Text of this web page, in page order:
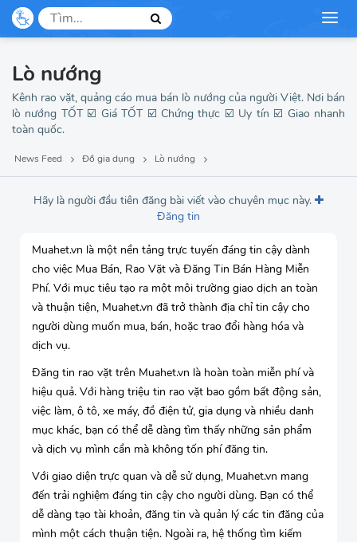
Mẹ và bé
Thời trang
Việc làm, tuyển dụng
Lò nướng
Kênh rao vặt, quảng cáo mua bán lò nướng của người Việt. Nơi bán
lò nướng TỐT ☑️ Giá TỐT ☑️ Chứng thực ☑️ Uy tín ☑️ Giao nhanh
toàn quốc.
News Feed Đồ gia dụng Lò nướng
Hãy là người đầu tiên đăng bài viết vào chuyên mục này.
Đăng tin
Muahet.vn là một nền tảng trực tuyến đáng tin cậy dành
cho việc Mua Bán, Rao Vặt và Đăng Tin Bán Hàng Miễn
Phí. Với mục tiêu tạo ra một môi trường giao dịch an toàn
và thuận tiện, Muahet.vn đã trở thành địa chỉ tin cậy cho
người dùng muốn mua, bán, hoặc trao đổi hàng hóa và
dịch vụ.
Đăng tin rao vặt trên Muahet.vn là hoàn toàn miễn phí và
hiệu quả. Với hàng triệu tin rao vặt bao gồm bất động sản,
việc làm, ô tô, xe máy, đồ điện tử, gia dụng và nhiều danh
mục khác, bạn có thể dễ dàng tìm thấy những sản phẩm
và dịch vụ mình cần mà không tốn phí đăng tin.
Với giao diện trực quan và dễ sử dụng, Muahet.vn mang
đến trải nghiệm đáng tin cậy cho người dùng. Bạn có thể
dễ dàng tạo tài khoản, đăng tin và quản lý các tin đăng của
mình một cách thuận tiện. Ngoài ra, hệ thống tìm kiếm